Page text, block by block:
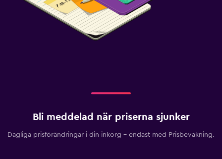
Bli meddelad när priserna sjunker
Dagliga prisförändringar i din inkorg – endast med Prisbevakning.